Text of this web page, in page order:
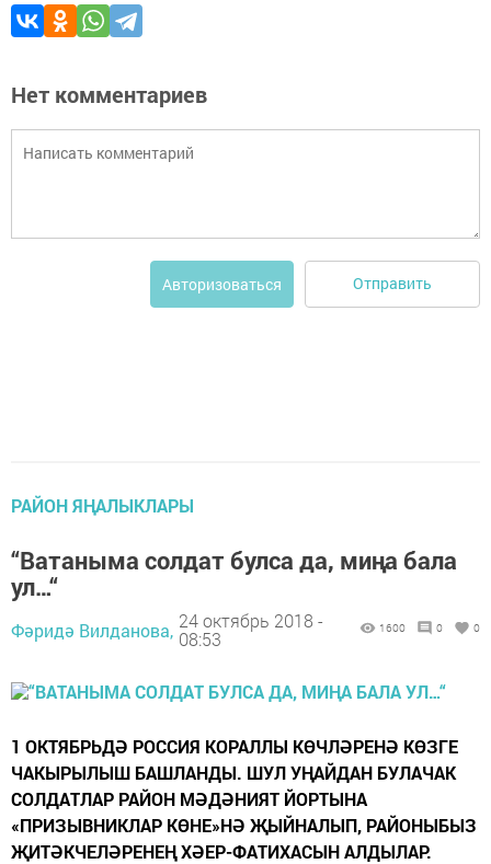
Нет комментариев
Авторизоваться Отправить
РАЙОН ЯҢАЛЫКЛАРЫ
“Ватаныма солдат булса да, миңа бала
ул…“
Фәридә Вилданова, 24 октябрь 2018 -
08:53
1600 0 0
1 ОКТЯБРЬДӘ РОССИЯ КОРАЛЛЫ КӨЧЛӘРЕНӘ КӨЗГЕ
ЧАКЫРЫЛЫШ БАШЛАНДЫ. ШУЛ УҢАЙДАН БУЛАЧАК
СОЛДАТЛАР РАЙОН МӘДӘНИЯТ ЙОРТЫНА
«ПРИЗЫВНИКЛАР КӨНЕ»НӘ ҖЫЙНАЛЫП, РАЙОНЫБЫЗ
ҖИТӘКЧЕЛӘРЕНЕҢ ХӘЕР-ФАТИХАСЫН АЛДЫЛАР.